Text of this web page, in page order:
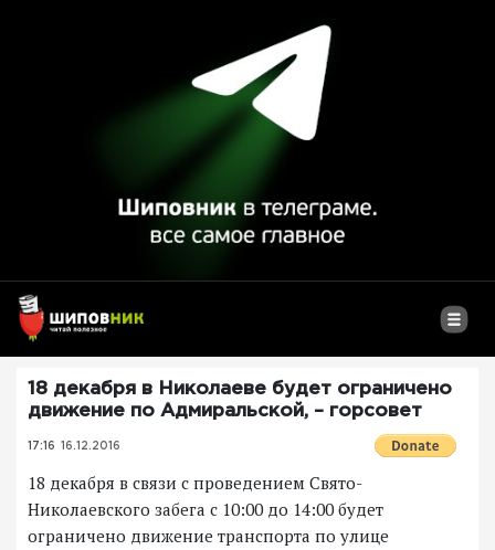
18 декабря в Николаеве будет ограничено
движение по Адмиральской, – горсовет
17:16 16.12.2016
18 декабря в связи с проведением Свято-
Николаевского забега с 10:00 до 14:00 будет
ограничено движение транспорта по улице